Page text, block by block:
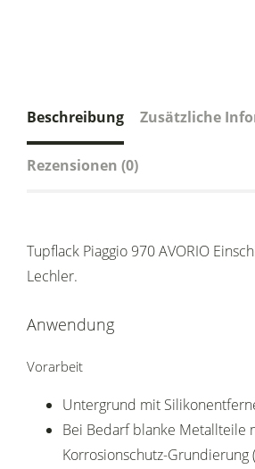
Beschreibung Zusätzliche
Rezensionen (0)
Tupflack Piaggio 970 AVORIO
Lechler.
Anwendung
Vorarbeit
Untergrund mit
Bei Bedarf blanke Metallteile
Korrosionschutz-Grundierung